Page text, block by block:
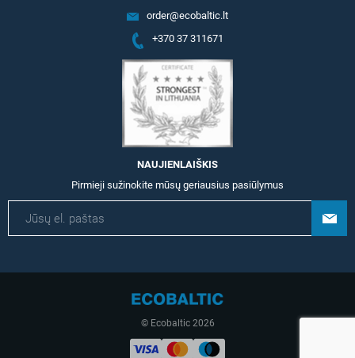
order@ecobaltic.lt
+370 37 311671
NAUJIENLAIŠKIS
Pirmieji sužinokite mūsų geriausius pasiūlymus
© Ecobaltic 2026